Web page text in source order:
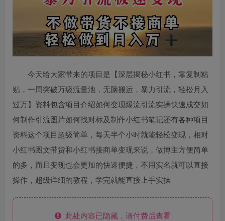
今天给大家带来的项目是【深层揭秘小红书，靠复制粘
贴，一周突破万级流量池，无脑搬运，暴力引流，轻松月入
过万】资料包含项目介绍如何变现爆流引流实操快速成交如
何制作引流图片如何找对标及制作小红书笔记还有各种项目
资料这个项目超级简单，每天半个小时就能轻松变现，相对
小红书图文带货和小红书接商单变现来说，做博主方便简单
的多，而且变现也会更加的快速便捷，不用实名就可以直接
操作，超级详细的教程，学完就能直接上手实操
此处内容已隐藏，请付费后查看